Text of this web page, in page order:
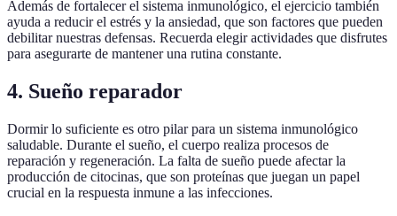
Además de fortalecer el sistema inmunológico, el ejercicio también
ayuda a reducir el estrés y la ansiedad, que son factores que pueden
debilitar nuestras defensas. Recuerda elegir actividades que disfrutes
para asegurarte de mantener una rutina constante.
4. Sueño reparador
Dormir lo suficiente es otro pilar para un sistema inmunológico
saludable. Durante el sueño, el cuerpo realiza procesos de
reparación y regeneración. La falta de sueño puede afectar la
producción de citocinas, que son proteínas que juegan un papel
crucial en la respuesta inmune a las infecciones.